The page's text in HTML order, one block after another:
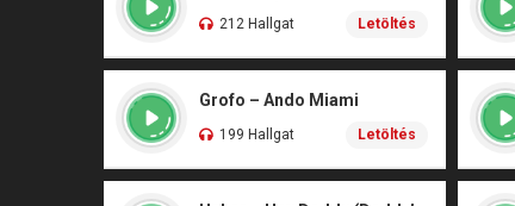
212 Hallgat Letöltés
Grofo – Ando Miami
199 Hallgat Letöltés